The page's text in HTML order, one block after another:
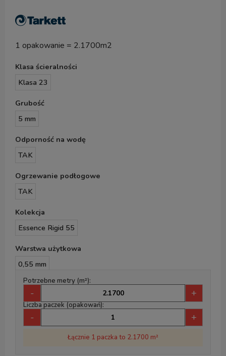
1 opakowanie = 2.1700m2
Klasa ścieralności
Klasa 23
Grubość
5 mm
Odporność na wodę
TAK
Ogrzewanie podłogowe
TAK
Kolekcja
Essence Rigid 55
Warstwa użytkowa
0,55 mm
Potrzebne metry (m²):
- +
Liczba paczek (opakowań):
- +
Łącznie 1 paczka to 2.1700 m²